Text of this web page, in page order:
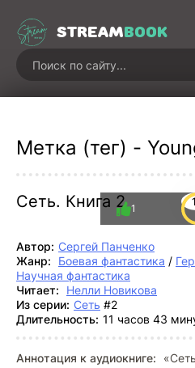
STREAMBOOK
Метка (тег) -
Сеть. Книга 2 1
Автор: Сергей Панченко
Жанр:
Боевая фантастика /
Научная фантастика
Читает:
Нелли Новикова
Из серии: Сеть #2
Длительность: 11 часов 43
Аннотация к аудиокниге: